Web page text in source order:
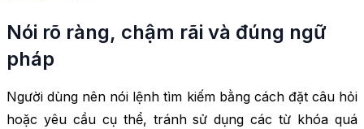
Nói rõ ràng, chậm rãi và đúng ngữ
pháp
Người dùng nên nói lệnh tìm kiếm bằng cách đặt câu hỏi
hoặc yêu cầu cụ thể, tránh sử dụng các từ khóa quá